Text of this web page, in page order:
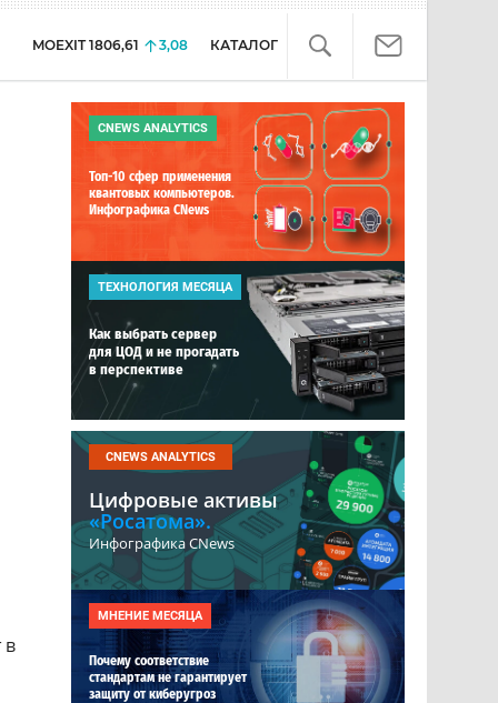
MOEXIT 1806,61 3,08 КАТАЛОГ
в
CNEWS ANALYTICS
Топ-10 сфер применения
квантовых компьютеров.
Инфографика CNews
ТЕХНОЛОГИЯ МЕСЯЦА
Как выбрать сервер
для ЦОД и не прогадать
в перспективе
CNEWS ANALYTICS
Цифровые активы
«Росатома».
Инфографика CNews
МНЕНИЕ МЕСЯЦА
Почему соответствие
стандартам не гарантирует
защиту от киберугроз